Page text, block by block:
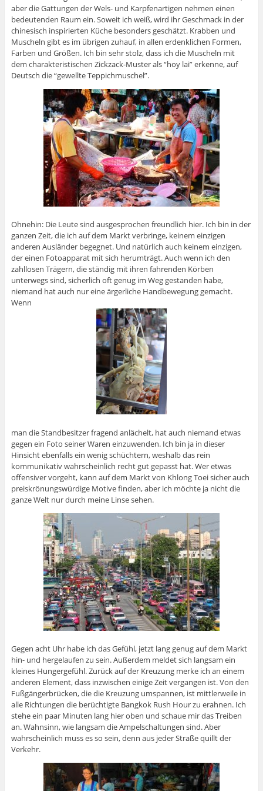
aber die Gattungen der Wels- und Karpfenartigen nehmen einen
bedeutenden Raum ein. Soweit ich weiß, wird ihr Geschmack in der
chinesisch inspirierten Küche besonders geschätzt. Krabben und
Muscheln gibt es im übrigen zuhauf, in allen erdenklichen Formen,
Farben und Größen. Ich bin sehr stolz, dass ich die Muscheln mit
dem charakteristischen Zickzack-Muster als “hoy lai” erkenne, auf
Deutsch die “gewellte Teppichmuschel”.
Ohnehin: Die Leute sind ausgesprochen freundlich hier. Ich bin in der
ganzen Zeit, die ich auf dem Markt verbringe, keinem einzigen
anderen Ausländer begegnet. Und natürlich auch keinem einzigen,
der einen Fotoapparat mit sich herumträgt. Auch wenn ich den
zahllosen Trägern, die ständig mit ihren fahrenden Körben
unterwegs sind, sicherlich oft genug im Weg gestanden habe,
niemand hat auch nur eine ärgerliche Handbewegung gemacht.
Wenn
man die Standbesitzer fragend anlächelt, hat auch niemand etwas
gegen ein Foto seiner Waren einzuwenden. Ich bin ja in dieser
Hinsicht ebenfalls ein wenig schüchtern, weshalb das rein
kommunikativ wahrscheinlich recht gut gepasst hat. Wer etwas
offensiver vorgeht, kann auf dem Markt von Khlong Toei sicher auch
preiskrönungswürdige Motive finden, aber ich möchte ja nicht die
ganze Welt nur durch meine Linse sehen.
Gegen acht Uhr habe ich das Gefühl, jetzt lang genug auf dem Markt
hin- und hergelaufen zu sein. Außerdem meldet sich langsam ein
kleines Hungergefühl. Zurück auf der Kreuzung merke ich an einem
anderen Element, dass inzwischen einige Zeit vergangen ist. Von den
Fußgängerbrücken, die die Kreuzung umspannen, ist mittlerweile in
alle Richtungen die berüchtigte Bangkok Rush Hour zu erahnen. Ich
stehe ein paar Minuten lang hier oben und schaue mir das Treiben
an. Wahnsinn, wie langsam die Ampelschaltungen sind. Aber
wahrscheinlich muss es so sein, denn aus jeder Straße quillt der
Verkehr.